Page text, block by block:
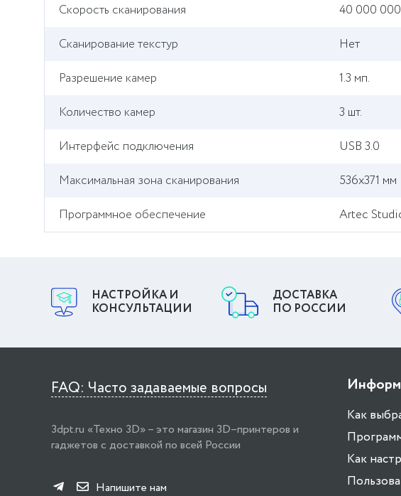
Скорость сканирования
40 000
Сканирование текстур
Нет
Разрешение камер
1.3 мп.
Количество камер
3 шт.
Интерфейс подключения
USB 3.0
Максимальная зона сканирования
536x371 мм
Программное обеспечение
Artec
НАСТРОЙКА И
КОНСУЛЬТАЦИИ
ДОСТАВКА
ПО РОССИИ
FAQ: Часто задаваемые вопросы
3dpt.ru «Техно 3D» – это магазин 3D–принтеров и
гаджетов с доставкой по всей России
Напишите нам
Как
Как